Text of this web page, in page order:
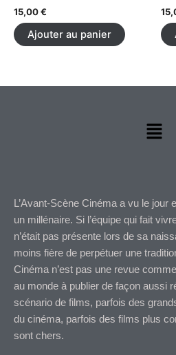
15,00€
Ajouter au panier
Menu
L’Avant-Scène Cinéma a vu le jour
un millénaire. Si l’équipe qui fait
n’était pas présente lors de sa
moins fière de perpétuer une
Cinéma n’est pas une revue
au monde à publier de façon aussi
scénario de films, parfois des
du cinéma, parfois des films plus
sont chers.